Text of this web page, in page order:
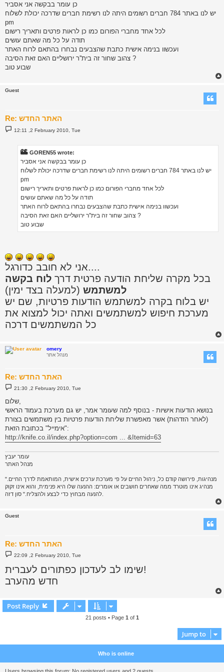
t
כן עומר בבקשה אני אסביר
יש לנו באתר 784 חברים רשומים היתה לנו רשימת חברים שדרכה יכולת לשלוח
pm
לכל אחד מחברי הפורום כמו כן לראות פרטים ותאריך רישום
תודה על כל מה שאתם עושים
ועכשוו בנימה אישית כתבת שהצבעים נבחרו בהתאם לרוח האתר
צהוב שחור זה בית''ר ירושליים האם זאת הסיבה ?
שבוע טוב
Guest
Re: האתר החדש
P
o
12:11 ,2 February 2010, Tue
GOREN55 wrote:
כן עומר בבקשה אני אסביר
יש לנו באתר 784 חברים רשומים היתה לנו רשימת חברים שדרכה יכולת לשלוח
pm
לכל אחד מחברי הפורום כמו כן לראות פרטים ותאריך רישום
תודה על כל מה שאתם עושים
ועכשוו בנימה אישית כתבת שהצבעים נבחרו בהתאם לרוח האתר
צהוב שחור זה בית''ר ירושליים האם זאת הסיבה ?
שבוע טוב
אני לא חובב כדורגל....
בכל מקרה שליחת הודעה פרטית דרך לוח בקשה
למשתמש (למעלה בצד ימין)
יש בלוח בקרה למשתמש הודעות פרטיות, שם יש
מערכת חיפוש למשתמשים ואתה יכול למצוא את
כל המשתמשים דרכה
omery
מנהל אתר
Re: האתר החדש
P
o
t
21:30 ,2 February 2010, Tue
שלום,
בנושא הודעות אישיות - בנוסף למה שעומר אמר, יש גם מערכת בעמוד הראשי
(לאחר הזדהות) אשר מאפשרת שליחת הודעות פרטיות בין משתמשים בצורת
"אימייל" בכתובת הזאת:
http://knife.co.il/index.php?option=com ... &Itemid=63
עומר יעבץ
מנהל האתר
"מנהיגות, פירושה קודם כל, ניהול החיים על פי מערכת ערכים אישית, המותאמת לדרך החיים.
מנהיג אינו מוטרד ממה שאחרים חושבים או אומרים: ההנעה שלו היא פנימית, והוא אינו זקוק
Guest
Re: האתר החדש
P
o
t
22:09 ,2 February 2010, Tue
שימו לב לעדכון כפתורים לעברית!
חדש מהערב
Post Reply
21 posts • Page 1 of 1
Jump to
Who is online